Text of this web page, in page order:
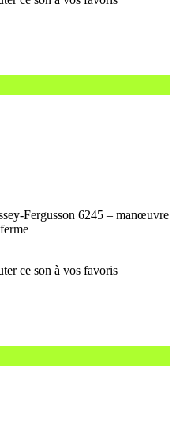
Fergusson 6245 – manœuvre